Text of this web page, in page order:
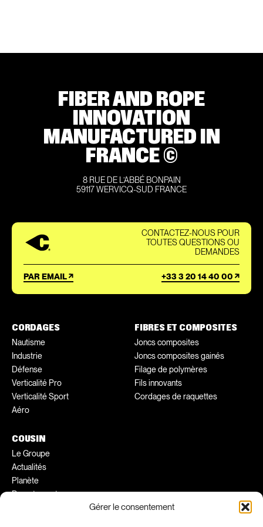
Gérer le consentement
FIBER AND ROPE
INNOVATION
MANUFACTURED IN
FRANCE ©
8 RUE DE L’ABBÉ BONPAIN
59117 WERVICQ-SUD FRANCE
CONTACTEZ-NOUS POUR
TOUTES QUESTIONS OU
DEMANDES
PAR EMAIL +33 3 20 14 40 00
CORDAGES
Nautisme
Industrie
Défense
Verticalité Pro
Verticalité Sport
Aéro
FIBRES ET COMPOSITES
Joncs composites
Joncs composites gainés
Filage de polymères
Fils innovants
Cordages de raquettes
COUSIN
Le Groupe
Actualités
Planète
Recrutement